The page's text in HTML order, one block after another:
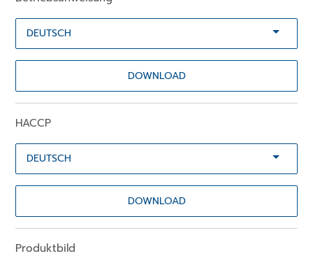
DOWNLOAD
HACCP
DOWNLOAD
Produktbild